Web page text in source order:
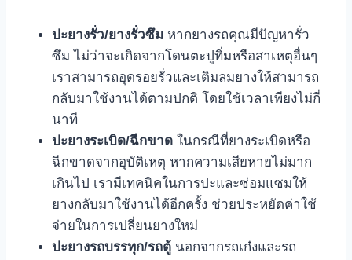
ปะยางรั่ว/ยางรั่วซึม หากยางรถคุณมีปัญหารั่ว
ซึม ไม่ว่าจะเกิดจากโดนตะปูทิ่มหรือสาเหตุอื่นๆ
เราสามารถอุดรอยรั่วและเติมลมยางให้สามารถ
กลับมาใช้งานได้ตามปกติ โดยใช้เวลาเพียงไม่กี่
นาที
ปะยางระเบิด/ฉีกขาด ในกรณีที่ยางระเบิดหรือ
ฉีกขาดจากอุบัติเหตุ หากความเสียหายไม่มาก
เกินไป เรามีเทคนิคในการปะและซ่อมแซมให้
ยางกลับมาใช้งานได้อีกครั้ง ช่วยประหยัดค่าใช้
จ่ายในการเปลี่ยนยางใหม่
ปะยางรถบรรทุก/รถตู้ นอกจากรถเก๋งและรถ